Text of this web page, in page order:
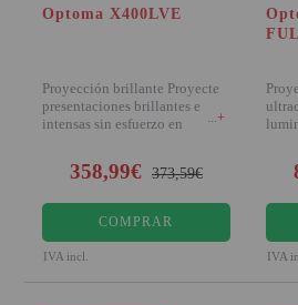
Optoma X400LVE
Proyección brillante Proyecte
presentaciones brillantes e
intensas sin esfuerzo en
+
358,99€ 373,59€
COMPRAR
IVA incl. IVA